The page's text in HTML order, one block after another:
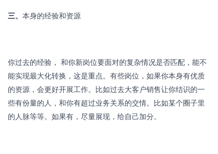
三、 本身的经验和资源
你过去的经验， 和你新岗位要面对的复杂情况是否匹配，能不
能实现最大化转换，这是重点。有些岗位，如果你本身有优质
的资源，会更好开展工作。比如过去大客户销售让你结识的一
些有份量的人，和你有超过业务关系的交情。比如某个圈子里
的人脉等等。如果有，尽量展现，给自己加分。